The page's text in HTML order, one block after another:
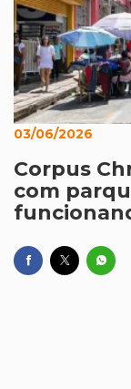
03/06/2026
Corpus
com